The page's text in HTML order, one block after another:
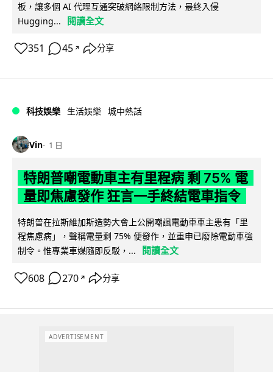
板，讓多個 AI 代理互通突破網絡限制方法，最終入侵
Hugging...
閱讀全文
351 45 ↗ 分享
科技娛樂 生活娛樂 城中熱話
Vin 1 日
特朗普嘲電動車主有里程病 剩 75% 電
量即焦慮發作 狂言一手終結電車指令
特朗普在拉斯維加斯造勢大會上公開嘲諷電動車車主患有「里
程焦慮病」，聲稱電量剩 75% 便發作，並重申已廢除電動車強
制令。惟專業車媒隨即反駁，...
閱讀全文
608 270 ↗ 分享
ADVERTISEMENT